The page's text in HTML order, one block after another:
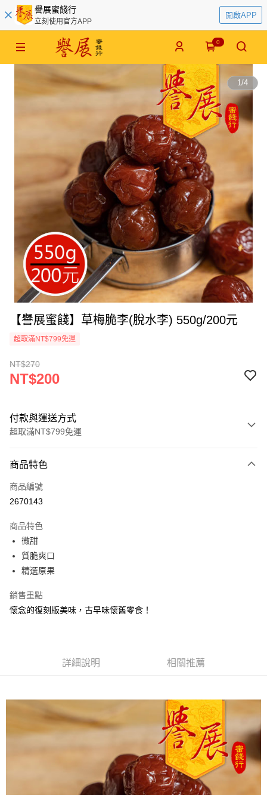
譽展蜜餞行
立刻使用官方APP
開啟APP
0
1/4
【譽展蜜餞】草梅脆李(脫水李) 550g/200元
超取滿NT$799免運
NT$270
NT$200
付款與運送方式
超取滿NT$799免運
信用卡一次付款
超商取貨付款
Apple Pay
街口支付
Google Pay
每筆NT$60，滿NT$799(含以上)免運費
付款後全家取貨
每筆NT$60，滿NT$799(含以上)免運費
每筆NT$60，滿NT$799(含以上)免運費
商品特色
商品編號
2670143
商品特色
微甜
質脆爽口
精選原果
銷售重點
懷念的復刻版美味，古早味懷舊零食！
詳細說明 相關推薦